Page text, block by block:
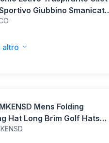
Giubbino Smanicato
Leggero Cargo Giacca
Outdoor Giubbino da
altro
Mens Folding
Hat Long Brim Golf Hats
Baseball Caps